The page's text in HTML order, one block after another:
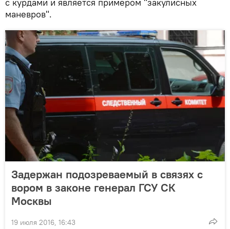
маневров".
Задержан подозреваемый в связях с
вором в законе генерал ГСУ СК
Москвы
19 июля 2016, 16:43